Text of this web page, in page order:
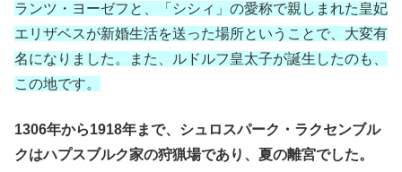
ランツ・ヨーゼフと、「シシィ」の愛称で親しまれた皇妃
エリザベスが新婚生活を送った場所ということで、大変有
名になりました。また、ルドルフ皇太子が誕生したのも、
この地です。
1306年から1918年まで、シュロスパーク・ラクセンブル
クはハプスブルク家の狩猟場であり、夏の離宮でした。